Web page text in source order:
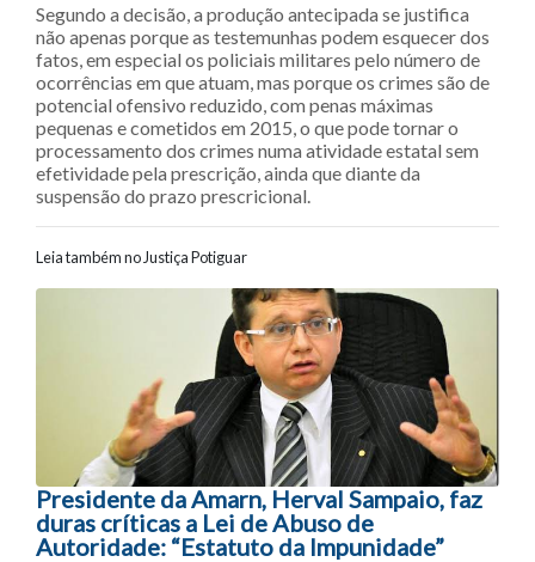
Segundo a decisão, a produção antecipada se justifica
não apenas porque as testemunhas podem esquecer dos
fatos, em especial os policiais militares pelo número de
ocorrências em que atuam, mas porque os crimes são de
potencial ofensivo reduzido, com penas máximas
pequenas e cometidos em 2015, o que pode tornar o
processamento dos crimes numa atividade estatal sem
efetividade pela prescrição, ainda que diante da
suspensão do prazo prescricional.
Leia também no Justiça Potiguar
Navegação entre posts
Presidente da Amarn, Herval Sampaio, faz
duras críticas a Lei de Abuso de
Autoridade: “Estatuto da Impunidade”